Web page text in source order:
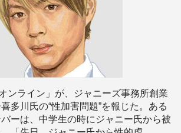
ンライン」が、ジャニーズ事務所創業
多川氏の“性加害問題”を報じた。ある
ーは、中学生の時にジャニー氏から被